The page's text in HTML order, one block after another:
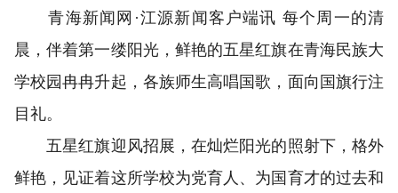
青海新闻网·江源新闻客户端讯 每个周一的清
晨，伴着第一缕阳光，鲜艳的五星红旗在青海民族大
学校园冉冉升起，各族师生高唱国歌，面向国旗行注
目礼。
五星红旗迎风招展，在灿烂阳光的照射下，格外
鲜艳，见证着这所学校为党育人、为国育才的过去和